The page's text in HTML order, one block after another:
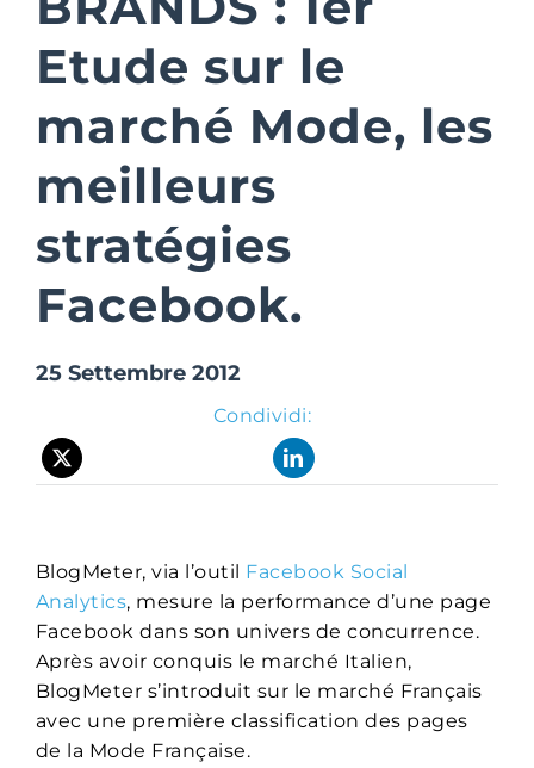
Suite Login
Etude sur le
marché Mode, les
meilleurs
stratégies
Facebook.
25 Settembre 2012
Condividi:
BlogMeter, via l’outil Facebook Social
Analytics, mesure la performance d’une page
Facebook dans son univers de concurrence.
Après avoir conquis le marché Italien,
BlogMeter s’introduit sur le marché Français
avec une première classification des pages
de la Mode Française.